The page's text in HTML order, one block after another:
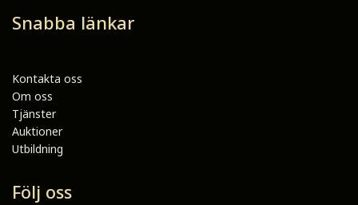
Snabba länkar
Kontakta oss
Om oss
Tjänster
Auktioner
Utbildning
Följ oss